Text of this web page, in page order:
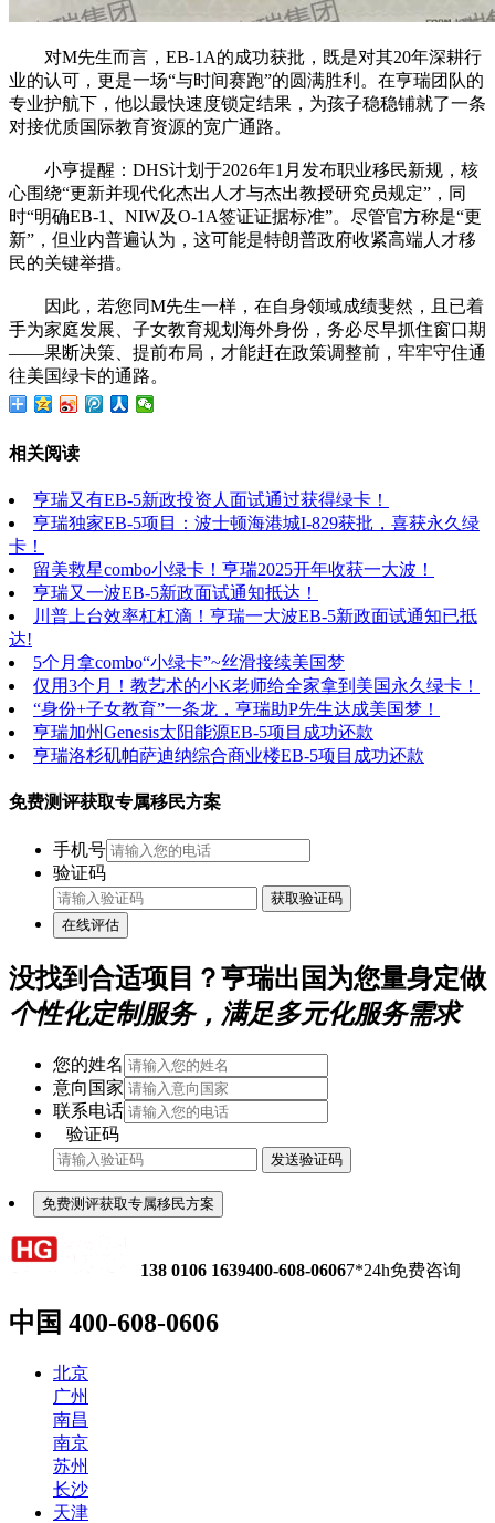
对M先生而言，EB-1A的成功获批，既是对其20年深耕行
业的认可，更是一场“与时间赛跑”的圆满胜利。在亨瑞团队的
专业护航下，他以最快速度锁定结果，为孩子稳稳铺就了一条
对接优质国际教育资源的宽广通路。
小亨提醒：DHS计划于2026年1月发布职业移民新规，核
心围绕“更新并现代化杰出人才与杰出教授研究员规定”，同
时“明确EB-1、NIW及O-1A签证证据标准”。尽管官方称是“更
新”，但业内普遍认为，这可能是特朗普政府收紧高端人才移
民的关键举措。
因此，若您同M先生一样，在自身领域成绩斐然，且已着
手为家庭发展、子女教育规划海外身份，务必尽早抓住窗口期
——果断决策、提前布局，才能赶在政策调整前，牢牢守住通
往美国绿卡的通路。
相关阅读
亨瑞又有EB-5新政投资人面试通过获得绿卡！
亨瑞独家EB-5项目：波士顿海港城I-829获批，喜获永久绿
卡！
留美救星combo小绿卡！亨瑞2025开年收获一大波！
亨瑞又一波EB-5新政面试通知抵达！
川普上台效率杠杠滴！亨瑞一大波EB-5新政面试通知已抵
达!
5个月拿combo“小绿卡”~丝滑接续美国梦
仅用3个月！教艺术的小K老师给全家拿到美国永久绿卡！
“身份+子女教育”一条龙，亨瑞助P先生达成美国梦！
亨瑞加州Genesis太阳能源EB-5项目成功还款
亨瑞洛杉矶帕萨迪纳综合商业楼EB-5项目成功还款
免费测评获取专属移民方案
手机号
验证码
获取验证码
在线评估
没找到合适项目？亨瑞出国为您量身定做
个性化定制服务，满足多元化服务需求
您的姓名
意向国家
联系电话
验证码
发送验证码
免费测评获取专属移民方案
138 0106 1639400-608-06067*24h免费咨询
中国 400-608-0606
北京
广州
南昌
南京
苏州
长沙
天津